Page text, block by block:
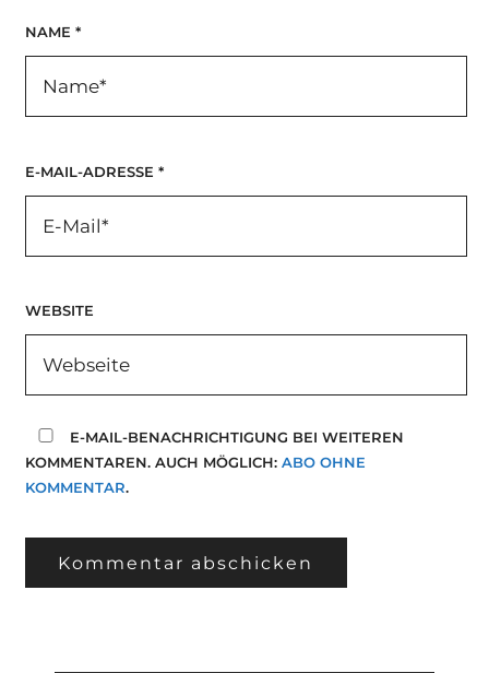
NAME *
E-MAIL-ADRESSE *
WEBSITE
E-MAIL-BENACHRICHTIGUNG BEI WEITEREN
KOMMENTAREN. AUCH MÖGLICH: ABO OHNE
KOMMENTAR.